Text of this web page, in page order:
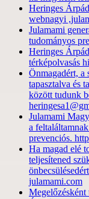
Heringes
webnagyi
Julamami
tudományos
Heringes
térképolvasás
Önmagadért, a
tapasztalva és
között tudunk
Julamami
a
prevenciós.
Ha magad elé
teljesítened
julamami.com
Megelőzésként